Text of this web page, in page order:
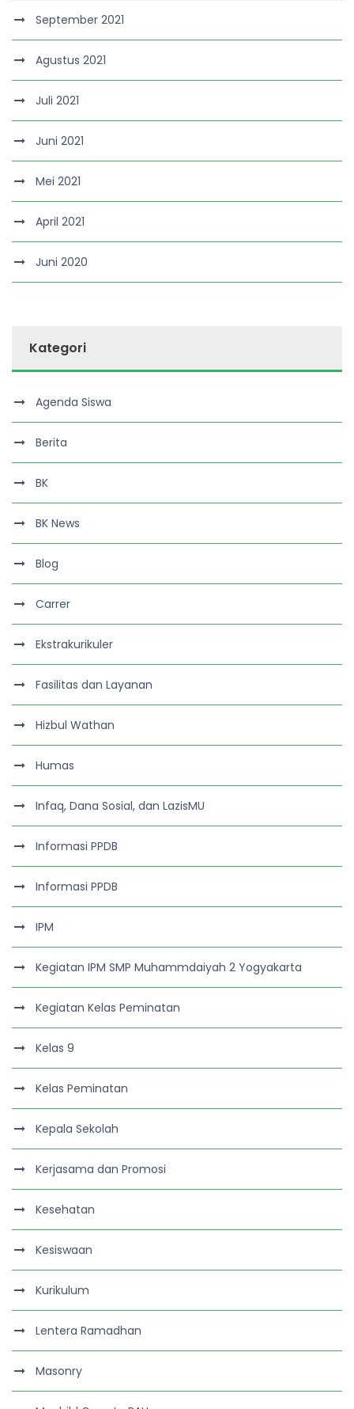
September 2021
Agustus 2021
Juli 2021
Juni 2021
Mei 2021
April 2021
Juni 2020
Kategori
Agenda Siswa
Berita
BK
BK News
Blog
Carrer
Ekstrakurikuler
Fasilitas dan Layanan
Hizbul Wathan
Humas
Infaq, Dana Sosial, dan LazisMU
Informasi PPDB
Informasi PPDB
IPM
Kegiatan IPM SMP Muhammdaiyah 2 Yogyakarta
Kegiatan Kelas Peminatan
Kelas 9
Kelas Peminatan
Kepala Sekolah
Kerjasama dan Promosi
Kesehatan
Kesiswaan
Kurikulum
Lentera Ramadhan
Masonry